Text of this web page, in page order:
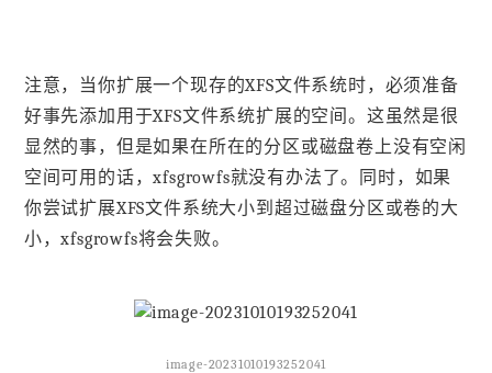
注意，当你扩展一个现存的XFS文件系统时，必须准备
好事先添加用于XFS文件系统扩展的空间。这虽然是很
显然的事，但是如果在所在的分区或磁盘卷上没有空闲
空间可用的话，xfsgrowfs就没有办法了。同时，如果
你尝试扩展XFS文件系统大小到超过磁盘分区或卷的大
小，xfsgrowfs将会失败。
image-20231010193252041